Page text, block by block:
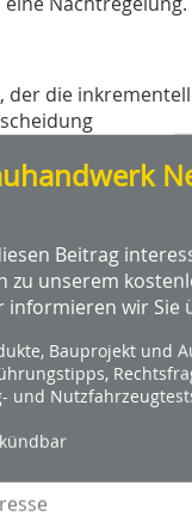
der die
Bürohaus in
von rund 1500
das Gebäude
mit denen eines
liegt in
Wartung benötigt
Hier schlägt
der gesamte
Beleuchtung
lag somit bei 38
Beitrag
zu unserem
informieren wir Sie
Bauprojekt und
und